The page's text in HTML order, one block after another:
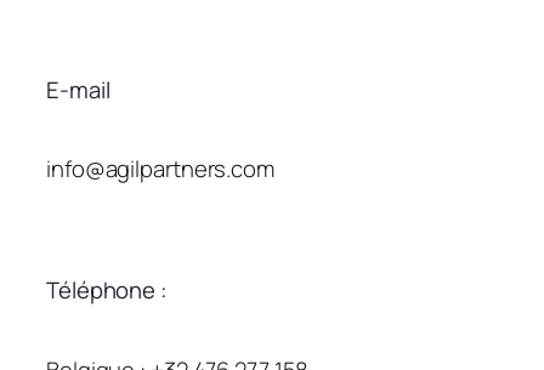
E-mail
info@agilpartners.com
Téléphone :